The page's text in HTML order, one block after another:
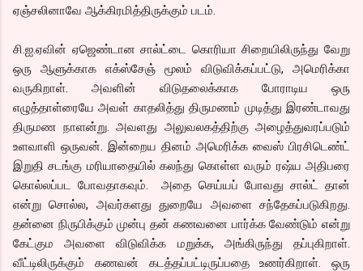
ஏஞ்சலினாவே ஆக்கிரமித்திருக்கும் படம்.
சி.ஐ.ஏவின் ஏஜெண்டான சால்ட்டை கொரியா சிறையிலிருந்து வேறு
ஒரு ஆளுக்காக எக்ஸ்சேஞ் மூலம் விடுவிக்கப்பட்டு, அமெரிக்கா
வருகிறாள். அவளின் விடுதலைக்காக போராடிய ஒரு
எழுத்தாள்ரையே அவள் காதலித்து திருமணம் முடித்து இரண்டாவது
திருமண நாளன்று. அவளது அலுவலகத்திற்கு அழைத்துவரப்படும்
உளவாளி ஒருவன். இன்றைய தினம் அமெரிக்க வைஸ் பிரசிடெண்ட்
இறுதி சடங்கு மரியாதையில் கலந்து கொள்ள வரும் ரஷ்ய அதிபரை
கொல்லப்பட போவதாகவும். அதை செய்யப் போவது சால்ட் தான்
என்று சொல்ல, அவர்களது துறையே அவளை சந்தேகப்படுகிறது.
தன்னை நிருபிக்கும் முன்பு தன் கணவனை பார்க்க வேண்டும் என்று
கேட்கும அவளை விடுவிக்க மறுக்க, அங்கிருந்து தப்புகிறாள்.
வீட்டிலிருக்கும் கணவன் கடத்தப்பட்டிருப்பதை உணர்கிறாள். ஒரு